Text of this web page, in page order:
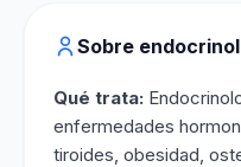
Sobre
Qué trata:
enfermedades
tiroides, obesidad,